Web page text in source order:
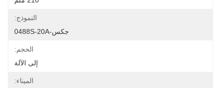
النموذج:
جكس-0488S-20A
الحجم:
إلى الآلة
الميناء: